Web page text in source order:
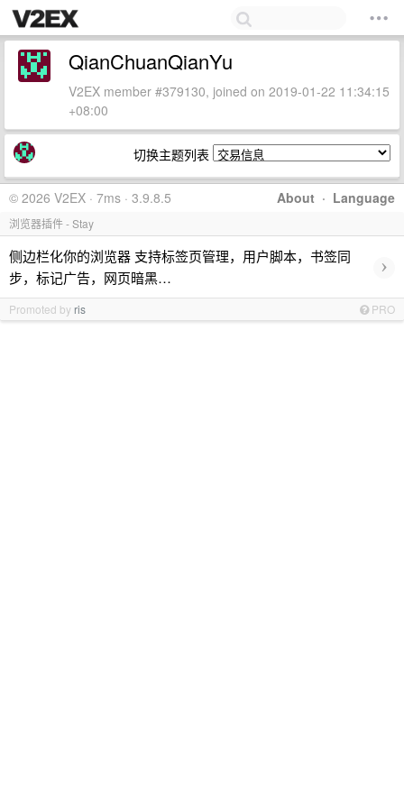
QianChuanQianYu
V2EX member #379130, joined on 2019-01-22 11:34:15
+08:00
切换主题列表
About · Language
© 2026 V2EX · 7ms · 3.9.8.5
浏览器插件 - Stay
侧边栏化你的浏览器 支持标签页管理，用户脚本，书签同
步，标记广告，网页暗黑…
›
Promoted by ris PRO